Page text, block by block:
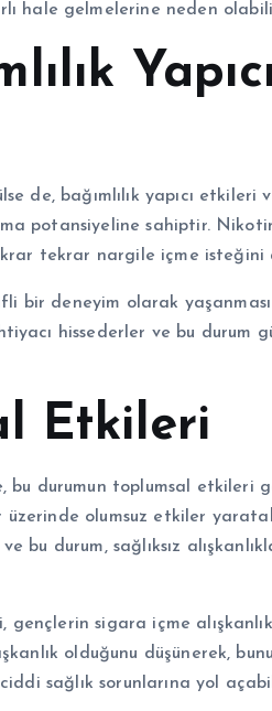
hale gelmelerine neden
de, bağımlılık yapıcı etkileri
potansiyeline sahiptir.
tekrar nargile içme isteğini
bir deneyim olarak
hissederler ve bu durum
Etkileri
durumun toplumsal etkileri
üzerinde olumsuz etkiler
durum, sağlıksız
sigara içme
olduğunu düşünerek,
sağlık sorunlarına yol